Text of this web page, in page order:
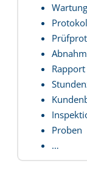
Wartung
Rapport
Proben
…